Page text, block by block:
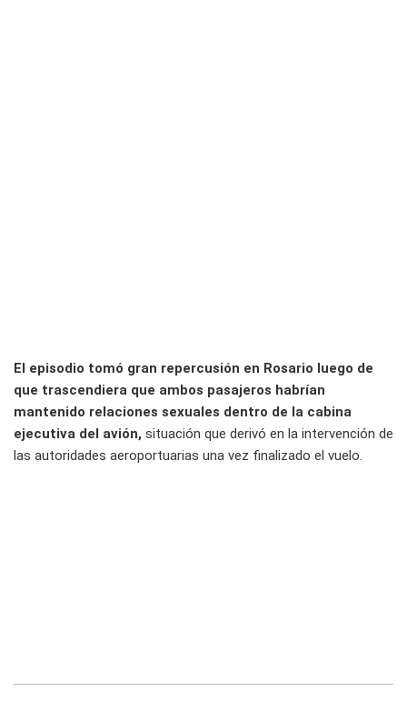
El episodio tomó gran repercusión en Rosario luego de
que trascendiera que ambos pasajeros habrían
mantenido relaciones sexuales dentro de la cabina
ejecutiva del avión, situación que derivó en la intervención de
las autoridades aeroportuarias una vez finalizado el vuelo.